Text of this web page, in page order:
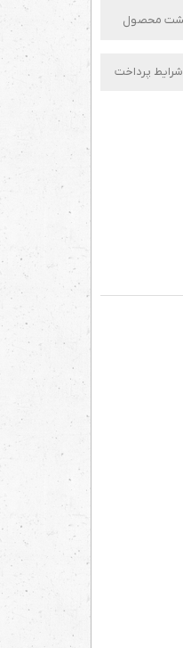
شرایط پرداخت